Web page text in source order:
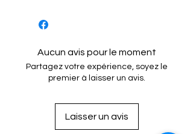
Aucun avis pour le moment
Partagez votre expérience, soyez le
premier à laisser un avis.
Laisser un avis